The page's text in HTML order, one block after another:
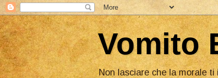
Vomito
Non lasciare che la morale